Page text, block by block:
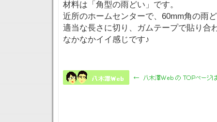
材料は「角型の雨どい」です。
近所のホームセンターで、60mm角の雨
適当な長さに切り、ガムテープで貼り合
なかなかイイ感じです♪